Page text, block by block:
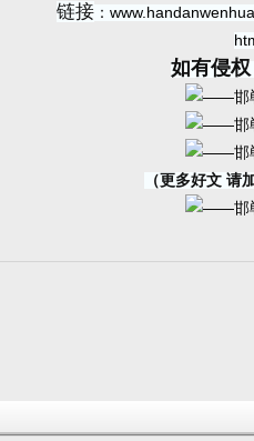
链接 ：
如有侵
（更多好文 请